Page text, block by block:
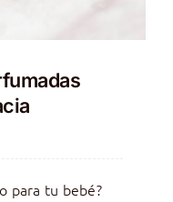
para tu bebé?